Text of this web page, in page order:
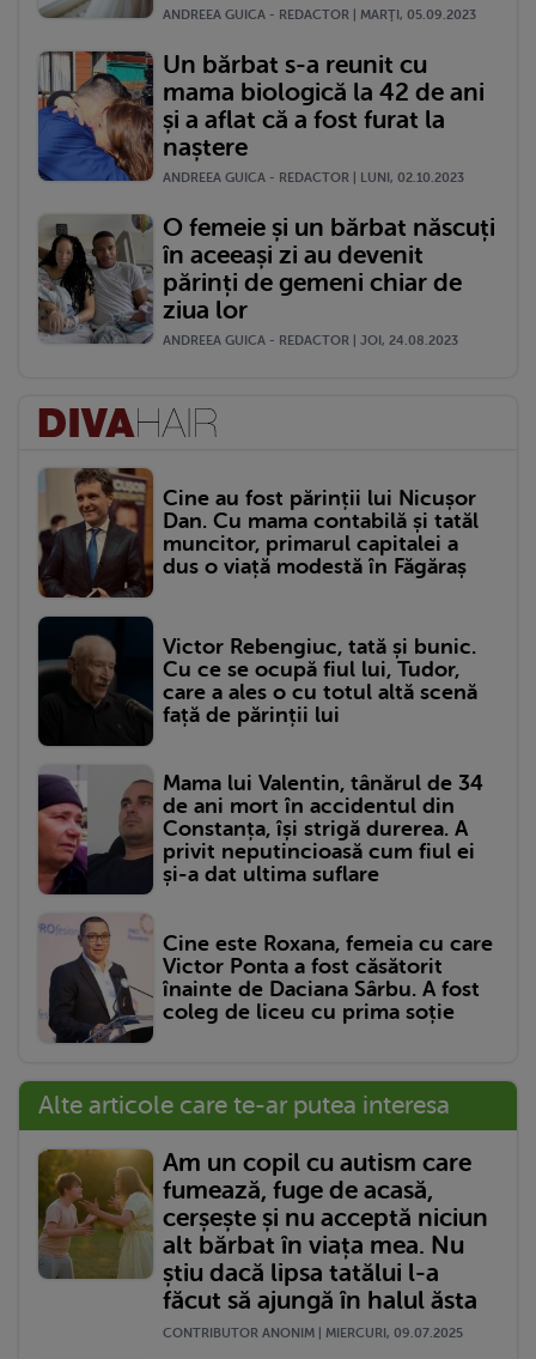
ANDREEA GUICA - REDACTOR | MARŢI, 05.09.2023
Un bărbat s-a reunit cu
mama biologică la 42 de ani
și a aflat că a fost furat la
naștere
ANDREEA GUICA - REDACTOR | LUNI, 02.10.2023
O femeie și un bărbat născuți
în aceeași zi au devenit
părinți de gemeni chiar de
ziua lor
ANDREEA GUICA - REDACTOR | JOI, 24.08.2023
Cine au fost părinții lui Nicușor
Dan. Cu mama contabilă și tatăl
muncitor, primarul capitalei a
dus o viață modestă în Făgăraș
Victor Rebengiuc, tată și bunic.
Cu ce se ocupă fiul lui, Tudor,
care a ales o cu totul altă scenă
față de părinții lui
Mama lui Valentin, tânărul de 34
de ani mort în accidentul din
Constanța, își strigă durerea. A
privit neputincioasă cum fiul ei
și-a dat ultima suflare
Cine este Roxana, femeia cu care
Victor Ponta a fost căsătorit
înainte de Daciana Sârbu. A fost
coleg de liceu cu prima soție
Alte articole care te-ar putea interesa
Am un copil cu autism care
fumează, fuge de acasă,
cerșește și nu acceptă niciun
alt bărbat în viața mea. Nu
știu dacă lipsa tatălui l-a
făcut să ajungă în halul ăsta
CONTRIBUTOR ANONIM | MIERCURI, 09.07.2025